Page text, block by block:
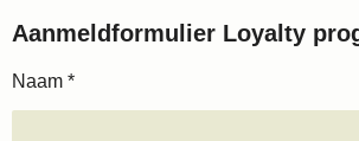
Aanmeldformulier Loyalty
Naam *